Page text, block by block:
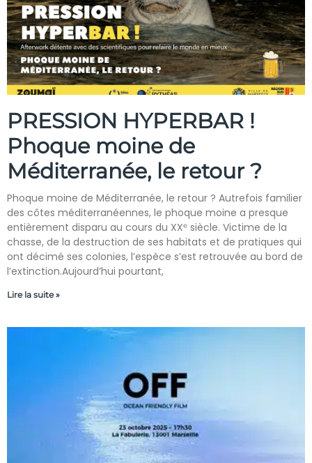
PRESSION HYPERBAR !
Phoque moine de
Méditerranée, le retour ?
Phoque moine de Méditerranée, le retour ? Autrefois familier
des côtes méditerranéennes, le phoque moine a presque
entièrement disparu au cours du XXᵉ siècle. Victime de la
chasse, de la destruction de ses habitats et de pratiques qui
ont décimé ses colonies, l’espèce s’est retrouvée au bord de
l’extinction.Aujourd’hui pourtant,
Lire la suite »